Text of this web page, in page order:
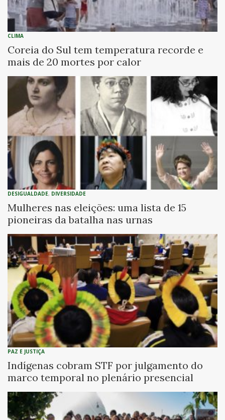
CLIMA
Coreia do Sul tem temperatura recorde e
mais de 20 mortes por calor
DESIGUALDADE, DIVERSIDADE
Mulheres nas eleições: uma lista de 15
pioneiras da batalha nas urnas
PAZ E JUSTIÇA
Indígenas cobram STF por julgamento do
marco temporal no plenário presencial